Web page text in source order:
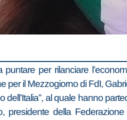
per rilanciare
per il Mezzogiorno di FdI,
al quale hanno
della